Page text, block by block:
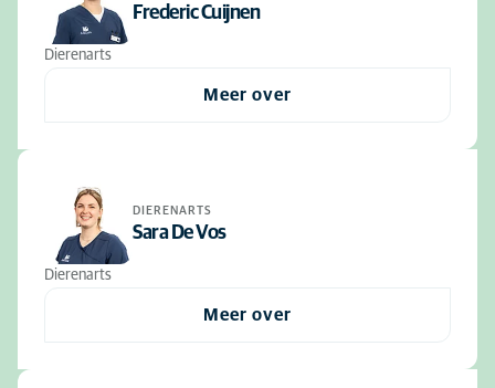
Frederic Cuijnen
Dierenarts
Meer over
DIERENARTS
Sara De Vos
Dierenarts
Meer over